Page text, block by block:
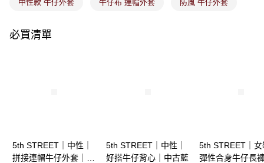
５．嚴禁一人註冊多個帳號或使用他人資訊註冊。若發現惡意使用之情形，
免運費
中性款 牛仔外套 牛仔布 連帽外套 防風 牛仔外套
必買清單
5th STREET｜中性｜
拼接連帽牛仔外套｜石
5th STREET｜中性｜
好搭牛仔背心｜中古藍
5th STREET｜女
彈性合身牛仔長